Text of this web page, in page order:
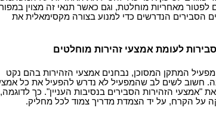
לפטור מאחריות מוחלטת, וגם כאשר תנאי זה מצוין
הסבירים הנדרשים כדי למנוע בצורה מקסימאלית את
לעומת אמצעי זהירות מוחלטים
המתקן המסוכן, נבחנים אמצעי הזהירות בהם נקט
חשוב לשים לב שהמפעיל לא נדרש להפעיל את כל
"אמצעי הזהירות הסבירים בנסיבות העניין". כך לדוגמה,
על הקרח, על יד הצמדת מדריך צמוד לכל מחליק.